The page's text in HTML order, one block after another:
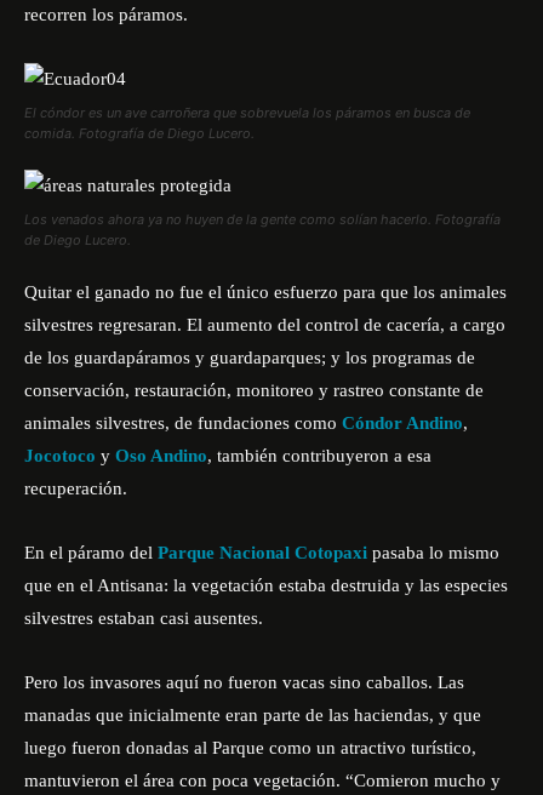
recorren los páramos.
El cóndor es un ave carroñera que sobrevuela los páramos en busca de
comida. Fotografía de Diego Lucero.
Los venados ahora ya no huyen de la gente como solían hacerlo. Fotografía
de Diego Lucero.
Quitar el ganado no fue el único esfuerzo para que los animales
silvestres regresaran. El aumento del control de cacería, a cargo
de los guardapáramos y guardaparques; y los programas de
conservación, restauración, monitoreo y rastreo constante de
animales silvestres, de fundaciones como Cóndor Andino,
Jocotoco y Oso Andino, también contribuyeron a esa
recuperación.
En el páramo del Parque Nacional Cotopaxi pasaba lo mismo
que en el Antisana: la vegetación estaba destruida y las especies
silvestres estaban casi ausentes.
Pero los invasores aquí no fueron vacas sino caballos. Las
manadas que inicialmente eran parte de las haciendas, y que
luego fueron donadas al Parque como un atractivo turístico,
mantuvieron el área con poca vegetación. “Comieron mucho y